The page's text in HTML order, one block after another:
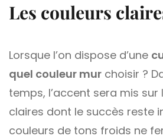
Les couleurs
Lorsque l’on dispose d’une
quel couleur mur choisir ?
temps, l’accent sera mis sur
claires dont le succès reste
couleurs de tons froids ne